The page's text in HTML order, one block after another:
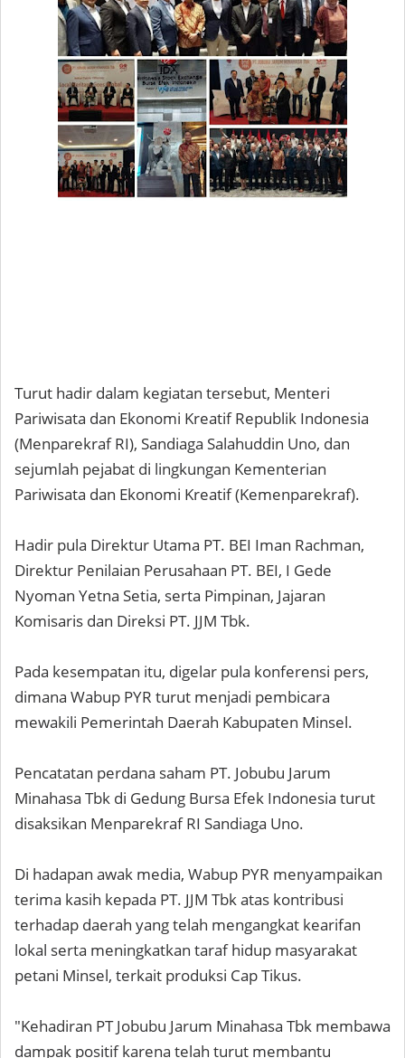
Turut hadir dalam kegiatan tersebut, Menteri
Pariwisata dan Ekonomi Kreatif Republik Indonesia
(Menparekraf RI), Sandiaga Salahuddin Uno, dan
sejumlah pejabat di lingkungan Kementerian
Pariwisata dan Ekonomi Kreatif (Kemenparekraf).
Hadir pula Direktur Utama PT. BEI Iman Rachman,
Direktur Penilaian Perusahaan PT. BEI, I Gede
Nyoman Yetna Setia, serta Pimpinan, Jajaran
Komisaris dan Direksi PT. JJM Tbk.
Pada kesempatan itu, digelar pula konferensi pers,
dimana Wabup PYR turut menjadi pembicara
mewakili Pemerintah Daerah Kabupaten Minsel.
Pencatatan perdana saham PT. Jobubu Jarum
Minahasa Tbk di Gedung Bursa Efek Indonesia turut
disaksikan Menparekraf RI Sandiaga Uno.
Di hadapan awak media, Wabup PYR menyampaikan
terima kasih kepada PT. JJM Tbk atas kontribusi
terhadap daerah yang telah mengangkat kearifan
lokal serta meningkatkan taraf hidup masyarakat
petani Minsel, terkait produksi Cap Tikus.
"Kehadiran PT Jobubu Jarum Minahasa Tbk membawa
dampak positif karena telah turut membantu